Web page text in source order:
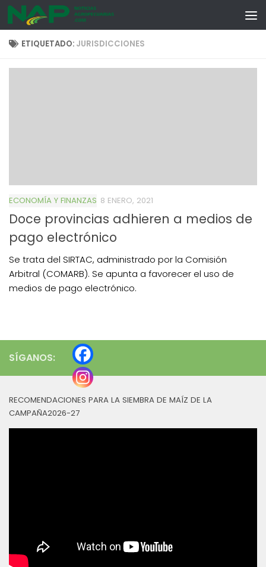
Skip to content
ETIQUETADO: JURISDICCIONES
ECONOMÍA Y FINANZAS 8 ENERO, 2021
Doce provincias adhieren a medios de
pago electrónico
Se trata del SIRTAC, administrado por la Comisión
Arbitral (COMARB). Se apunta a favorecer el uso de
medios de pago electrónico.
SÍGANOS:
RECOMENDACIONES PARA LA SIEMBRA DE MAÍZ DE LA
CAMPAÑA2026-27